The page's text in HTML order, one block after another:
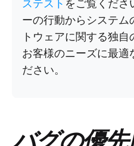
ステスト をご覧くださ
ーの行動からシステム
トウェアに関する独自
お客様のニーズに最適
ださい。
バグの優